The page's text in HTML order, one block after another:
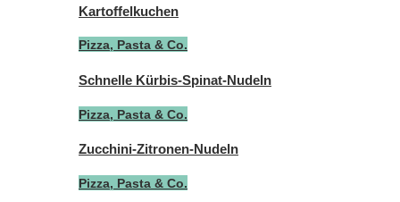
Kartoffelkuchen
Pizza, Pasta & Co.
Schnelle Kürbis-Spinat-Nudeln
Pizza, Pasta & Co.
Zucchini-Zitronen-Nudeln
Pizza, Pasta & Co.